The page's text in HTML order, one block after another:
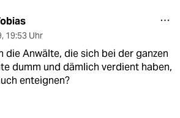
, 19:53 Uhr
die Anwälte, die sich bei der ganzen
dumm und dämlich verdient haben,
enteignen?